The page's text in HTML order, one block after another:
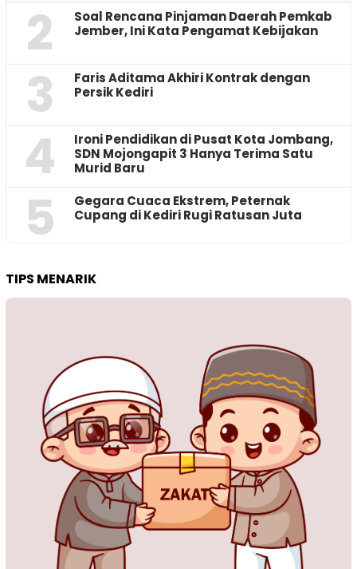
2
‎Soal Rencana Pinjaman Daerah Pemkab
Jember, Ini Kata Pengamat Kebijakan ‎
3
Faris Aditama Akhiri Kontrak dengan
Persik Kediri
4
Ironi Pendidikan di Pusat Kota Jombang,
SDN Mojongapit 3 Hanya Terima Satu
Murid Baru
5
‎Gegara Cuaca Ekstrem, Peternak
Cupang di Kediri Rugi Ratusan Juta
TIPS MENARIK